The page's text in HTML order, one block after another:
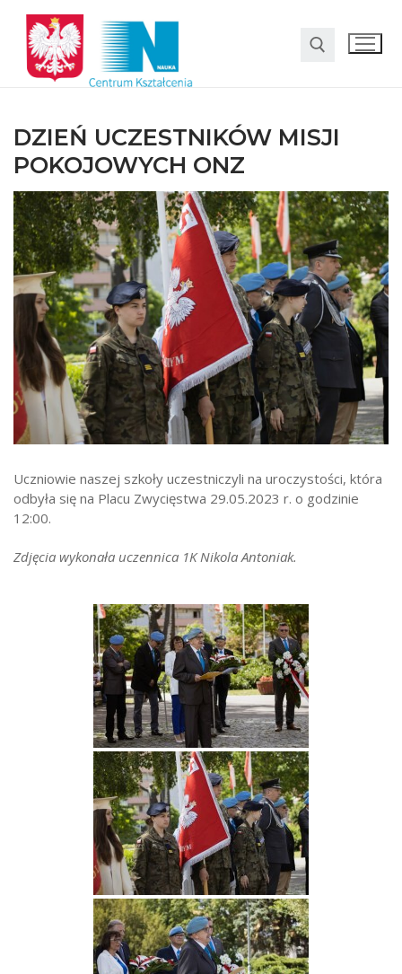
O nas
Oferta
LO SMS Talent
Strefa rodzica
Strefa ucznia
Rekrutacja
Oferty pracy dla pracowników
DZIEŃ UCZESTNIKÓW MISJI
POKOJOWYCH ONZ
Uczniowie naszej szkoły uczestniczyli na uroczystości, która
odbyła się na Placu Zwycięstwa 29.05.2023 r. o godzinie
12:00.
Zdjęcia wykonała uczennica 1K Nikola Antoniak.